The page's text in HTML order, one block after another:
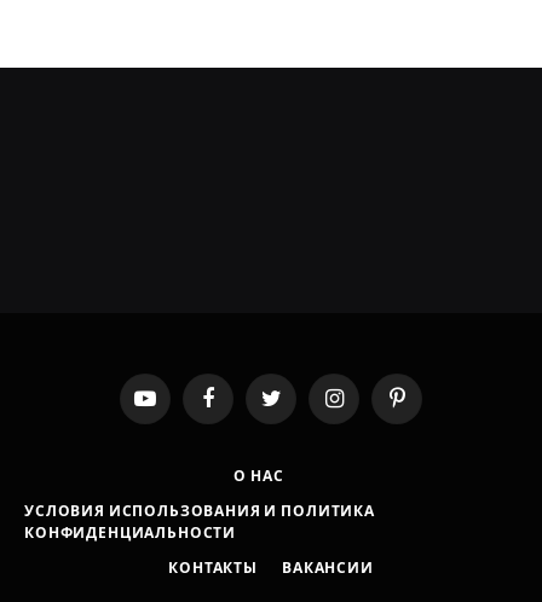
YouTubeFacebookTwitter InstagramPinterest
О НАС
УСЛОВИЯ ИСПОЛЬЗОВАНИЯ И ПОЛИТИКА
КОНФИДЕНЦИАЛЬНОСТИ
КОНТАКТЫ
ВАКАНСИИ